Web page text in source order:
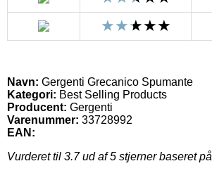
Navn: Gergenti Grecanico Spumante
Kategori: Best Selling Products
Producent: Gergenti
Varenummer: 33728992
EAN:
Vurderet til 3.7ud af 5 stjerner baseret på